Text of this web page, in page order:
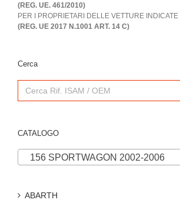
(REG. UE. 461/2010)
PER I PROPRIETARI DELLE VETTURE INDICATE
(REG. UE 2017 N.1001 ART. 14 C)
Cerca
Search
for:
CATALOGO
156 SPORTWAGON 2002-2006
ABARTH